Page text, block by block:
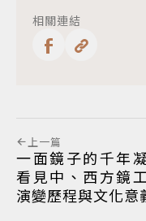
相關連結
上一篇
一面鏡子的千年
看見中、西方鏡
演變歷程與文化意